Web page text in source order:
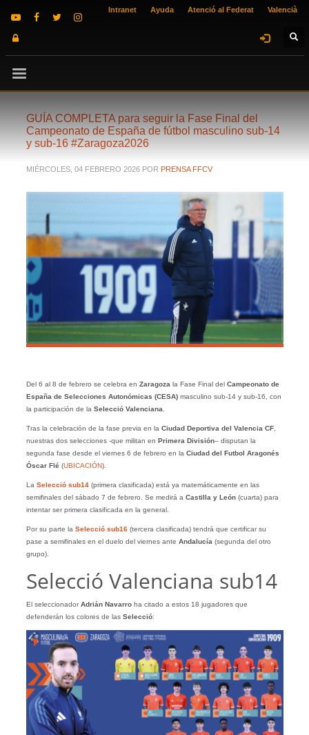
Intranet Ayuda Atenció al Federat Valencià
GUÍA COMPLETA para seguir la Fase Final del
Campeonato de España de fútbol masculino sub-14
y sub-16 #Zaragoza2026
MIÉRCOLES, 04 FEBRERO 2026 POR PRENSA FFCV
Del 6 al 8 de febrero se celebra en Zaragoza la Fase Final del Campeonato de
España de Selecciones Autonómicas (CESA) masculino sub-14 y sub-16, con
la participación de la Selecció Valenciana
Tras la celebración de la fase previa en la Ciudad Deportiva del Valencia CF,
nuestras dos selecciones -que militan en Primera División– disputan la
segunda fase desde el viernes 6 de febrero en la Ciudad del Futbol Aragonés
Óscar Flé(UBICACIÓN).
La Selecció sub14 (primera clasificada) está ya matemáticamente en las
semifinales del sábado 7 de febrero. Se medirá a Castilla y León (cuarta) para
intentar ser primera clasificada en la general.
Por su parte la Selecció sub16 (tercera clasificada) tendrá que certificar su
pase a semifinales en el duelo del viernes ante Andalucía (segunda del otro
grupo).
Selecció Valenciana sub14
El seleccionadorAdrián Navarroha citado a estos 18 jugadores que
defenderán los colores de las Selecció: